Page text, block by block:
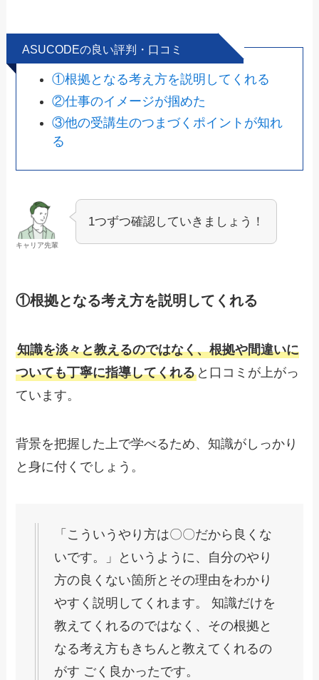
ASUCODEの良い評判・口コミ
①根拠となる考え方を説明してくれる
②仕事のイメージが掴めた
③他の受講生のつまづくポイントが知れ
る
キャリア先輩
1つずつ確認していきましょう！
①根拠となる考え方を説明してくれる
知識を淡々と教えるのではなく、根拠や間違いに
ついても丁寧に指導してくれる と口コミが上がっ
ています。
背景を把握した上で学べるため、知識がしっかり
と身に付くでしょう。
「こういうやり方は〇〇だから良くな
いです。」というように、自分のやり
方の良くない箇所とその理由をわかり
やすく説明してくれます。 知識だけを
教えてくれるのではなく、その根拠と
なる考え方もきちんと教えてくれるの
がす ごく良かったです。